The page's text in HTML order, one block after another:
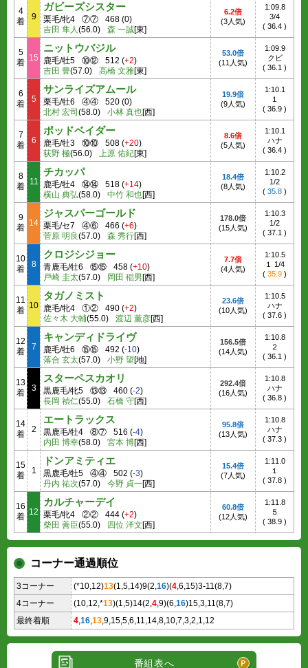
4
着
9
ガビーズシスター
栗毛/牝4 ⑦⑦ 468 (0)
吉田 隼人(56.0) 森 一誠[東]
6.2倍
(3人気)
1:09.8
3/4
( 36.4 )
5
着 15
ニットウバジル
鹿毛/牡5 ⑩⑫ 512 (+2)
吉田 豊(57.0) 高橋 文雅[東]
53.0倍
(11人気)
1:09.9
クビ
( 36.1 )
6
着
5
サンライズアムール
栗毛/牡6 ④④ 520 (0)
北村 宏司 (58.0) 小林 真也[西]
19.9倍
(9人気)
1:10.1
１
( 36.9 )
7
着
6
ポッドベイダー
鹿毛/牡3 ⑩⑩ 508 (+20)
荻野 極(56.0) 上原 佑紀[東]
8.6倍
(5人気)
1:10.1
ハナ
( 36.4 )
8
着 11
チカッパ
鹿毛/牡4 ⑭⑭ 518 (+14)
横山 典弘(58.0) 中竹 和也[西]
18.4倍
(8人気)
1:10.2
1/2
( 35.8 )
9
着 14
ジャスパーゴールド
栗毛/セ7 ④⑥ 466 (+6)
菅原 明良(57.0) 森 秀行[西]
178.0倍
(15人気)
1:10.3
1/2
( 37.1 )
10
着
8
クロジシジョー
青鹿毛/牡6 ⑮⑮ 458 (+10)
戸崎 圭太(57.0) 岡田 稲男[西]
7.7倍
(4人気)
1:10.5
１ 1/4
( 35.9 )
11
着 10
タガノミスト
鹿毛/牝4 ①② 490 (+2)
佐々木 大輔(55.0) 渡辺 薫彦[西]
23.6倍
(10人気)
1:10.5
ハナ
( 37.6 )
12
着
7
キャンディドライヴ
鹿毛/牡6 ⑮⑮ 492 (-10)
落合 玄太(57.0) 小野 望[地]
156.5倍
(14人気)
1:10.8
２
( 36.1 )
13
着
3
スターペスカオリ
黒鹿毛/牝5 ⑬⑬ 460 (-2)
長岡 禎仁(55.0) 石橋 守[西]
292.4倍
(16人気)
1:10.8
ハナ
( 36.8 )
14
着
2
エートラックス
黒鹿毛/牡4 ⑧⑦ 516 (-4)
内田 博幸(58.0) 宮本 博[西]
95.8倍
(13人気)
1:10.8
ハナ
( 37.3 )
15
着
1
ドンアミティエ
黒鹿毛/牡5 ④④ 502 (-3)
丹内 祐次(57.0) 今野 貞一[西]
15.4倍
(7人気)
1:11.0
１
( 37.8 )
16
着 12
カルチャーデイ
栗毛/牝4 ②② 444 (+2)
柴田 善臣(55.0) 四位 洋文[西]
60.8倍
(12人気)
1:11.8
５
( 38.9 )
コーナー通過順位
3コーナー (*10,12)13(1,5,14)9(2,16)(4,6,15)3-11(8,7)
4コーナー
(10,12,*13)(1,5)14(2,4,9)(6,16)15,3,11(8,7)
最終着順
4,16,13,9,15,5,6,11,14,8,10,7,3,2,1,12
番組表へ